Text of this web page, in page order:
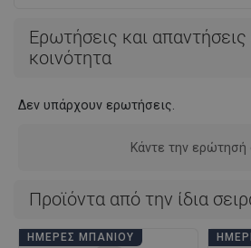
Ερωτήσεις και
κοινότητα
Δεν υπάρχουν ερωτήσεις.
Κάντε την ερώτησή
Προϊόντα από την ίδια
ΗΜΈΡΕΣ ΜΠΆΝΙΟΥ